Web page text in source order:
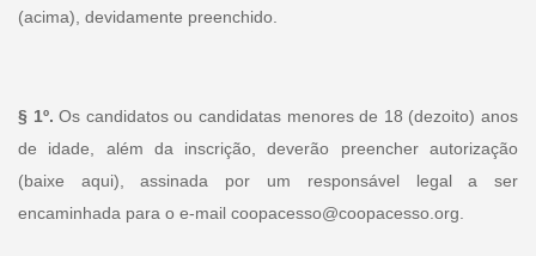
(acima), devidamente preenchido.
§ 1º. Os candidatos ou candidatas menores de 18 (dezoito) anos
de idade, além da inscrição, deverão preencher autorização
(baixe aqui), assinada por um responsável legal a ser
encaminhada para o e-mail coopacesso@coopacesso.org.